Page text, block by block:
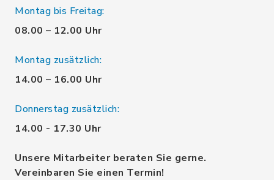
Montag bis Freitag:
08.00 – 12.00 Uhr
Montag zusätzlich:
14.00 – 16.00 Uhr
Donnerstag zusätzlich:
14.00 - 17.30 Uhr
Unsere Mitarbeiter beraten Sie gerne.
Vereinbaren Sie einen Termin!